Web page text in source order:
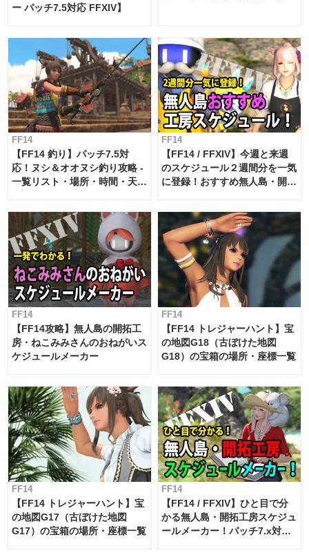
ー パッチ7.5対応 FFXIV】
FF14
【FF14 釣り】パッチ7.5対
応！ヌシ＆オオヌシ釣り攻略 -
一覧リスト・場所・時間・天
FF14
【FF14 / FFXIV】今週と来週
のスケジュール２週間分を一気
に登録！おすすめ無人島・開拓
対応 / 毎週更新中】
FF14
【FF14攻略】無人島の開拓工
房・ねこみみさんのおねがいス
ケジュールメーカー
FF14
【FF14 トレジャーハント】宝
の地図G18（古ぼけた地図
G18）の宝箱の場所・座標一覧
FF14
【FF14 トレジャーハント】宝
の地図G17（古ぼけた地図
G17）の宝箱の場所・座標一覧
FF14
【FF14 / FFXIV】ひと目で分
かる無人島・開拓工房スケジュ
ールメーカー！パッチ7.x対応